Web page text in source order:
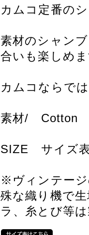
カムコ定番の
素材のシャン
合いも楽しめ
カムコならで
素材/
SIZE サイズ
※ヴィンテー
殊な織り機で
ラ、糸とび等